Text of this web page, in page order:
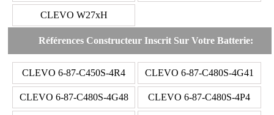
CLEVO W27xH
Références Constructeur Inscrit Sur Votre Batterie:
CLEVO 6-87-C450S-4R4 CLEVO 6-87-C480S-4G41
CLEVO 6-87-C480S-4G48 CLEVO 6-87-C480S-4P4